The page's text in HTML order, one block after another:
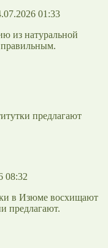
01:33
из натуральной
предлагают
08:32
в Изюме восхищают
предлагают.